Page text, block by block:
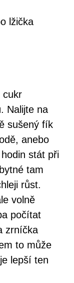
lžička
cukr
Nalijte na
sušený fík
anebo
stát při
tam
růst.
volně
počítat
zrníčka
to může
lepší ten